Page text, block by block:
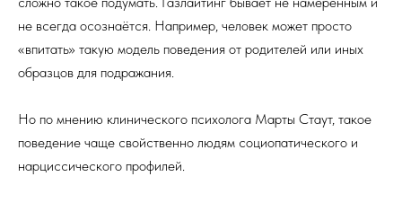
не всегда осознаётся. Например, человек может просто
«впитать» такую модель поведения от родителей или иных
образцов для подражания.
Но по мнению клинического психолога Марты Стаут, такое
поведение чаще свойственно людям социопатического и
нарциссического профилей.